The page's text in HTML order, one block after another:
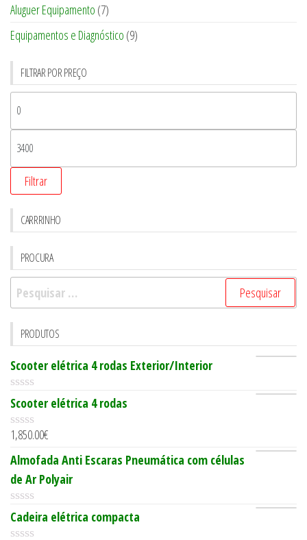
Aluguer Equipamento (7)
Equipamentos e Diagnóstico (9)
FILTRAR POR PREÇO
Filtrar
CARRRINHO
PROCURA
Pesquisar
por:
PRODUTOS
Scooter elétrica 4 rodas Exterior/Interior
0
o
u
t
f
5
Scooter elétrica 4 rodas
0
u
t
o
f
5
1,850.00€
Almofada Anti Escaras Pneumática com células
de Ar Polyair
0
o
Cadeira elétrica compacta